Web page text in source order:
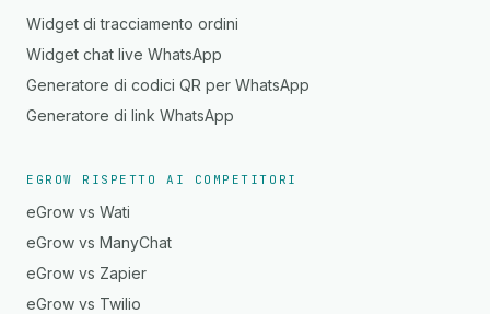
Widget di tracciamento ordini
Widget chat live WhatsApp
Generatore di codici QR per WhatsApp
Generatore di link WhatsApp
EGROW RISPETTO AI COMPETITORI
eGrow vs Wati
eGrow vs ManyChat
eGrow vs Zapier
eGrow vs Twilio